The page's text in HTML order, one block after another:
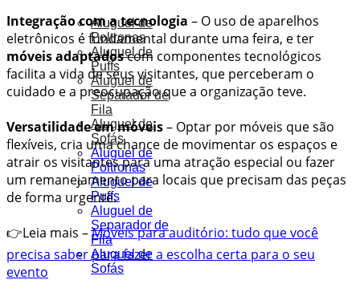
Aluguel de
Poltronas
Aluguel de
Puffs
Aluguel de
Separador de
Fila
Aluguel de
Sofás
Aluguel de
Poltronas
Aluguel de
Puffs
Aluguel de
Separador de
Fila
Aluguel de
Sofás
Integração com a tecnologia – O uso de aparelhos
eletrônicos é fundamental durante uma feira, e ter
móveis adaptadoscom componentes tecnológicos
facilita a vida de seus visitantes, que perceberam o
cuidado e a preocupação que a organização teve.
Versatilidade em móveis– Optar por móveis que são
flexíveis, cria uma chance de movimentar os espaços e
atrair os visitantes para uma atração especial ou fazer
um remanejamento para locais que precisam das peças
de forma urgente.
👉Leia mais –Móveis para auditório: tudo que você
precisa saber para fazer a escolha certa para o seu
evento